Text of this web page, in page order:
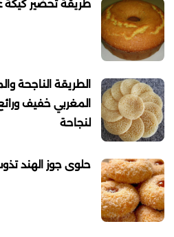
طريقة تحضير
الطريقة الناجحة
المغربي خفيف
لنجاحة
حلوى جوز الهند